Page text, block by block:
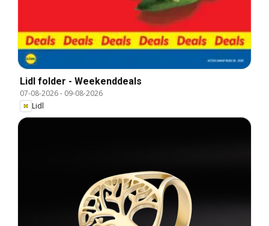
Lidl folder - Weekenddeals
07-08-2026- 09-08-2026
Lidl